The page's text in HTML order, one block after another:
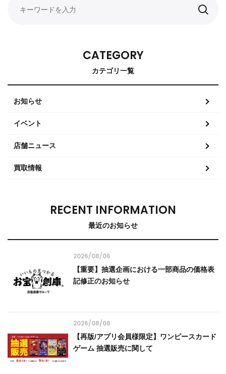
CATEGORY
カテゴリ一覧
お知らせ
イベント
店舗ニュース
買取情報
RECENT INFORMATION
最近のお知らせ
2026/08/06
【重要】抽選企画における一部商品の価格表
記修正のお知らせ
2026/08/06
【再版/アプリ会員様限定】ワンピースカード
ゲーム 抽選販売に関して